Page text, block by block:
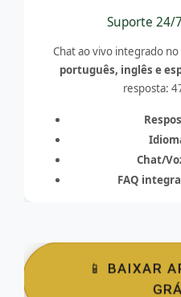
Suporte
Chat ao vivo integrado
português, inglês e
resposta:
Chat/
FAQ
📱 BAIXAR